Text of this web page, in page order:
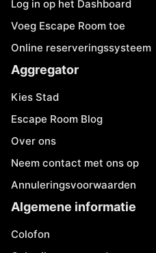
Log in op het Dashboard
Voeg Escape Room toe
Online reserveringssysteem
Aggregator
Kies Stad
Escape Room Blog
Over ons
Neem contact met ons op
Annuleringsvoorwaarden
Algemene informatie
Colofon